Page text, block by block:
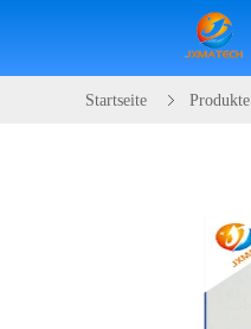
Startseite Produkte